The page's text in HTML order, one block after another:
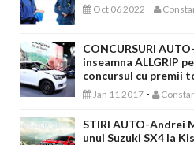
Oct 06 2022 -
CONCURSURI
inseamna ALLGRIP
concursul cu premii
Jan 11 2017 -
STIRI AUTO-Andrei
unui Suzuki SX4 la